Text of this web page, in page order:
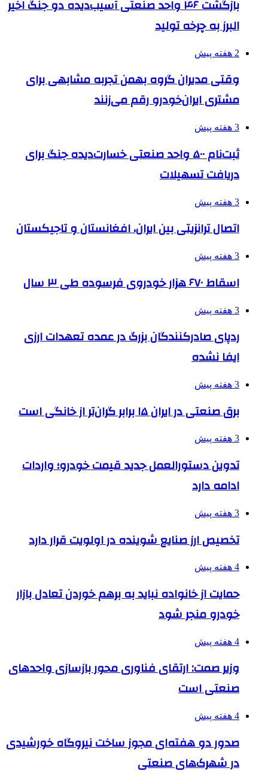
بازگشت ۴۶ واحد صنعتی آسیب‌دیده دو جنگ اخیر
البرز به چرخه تولید
2 هفته پیش
وقتی مدیران گروه بهمن تجربه مشابهی برای
مشتری ایران‌خودرو رقم می‌زنند
3 هفته پیش
ثبت‌نام ۵۰۰ واحد صنعتی خسارت‌دیده جنگ برای
دریافت تسهیلات
3 هفته پیش
اتصال ترانزیتی بین ایران، افغانستان و تاجیکستان
3 هفته پیش
اسقاط ۶۷۰ هزار خودروی فرسوده طی ۳ سال
3 هفته پیش
ردپای صادرکنندگان بزرگ در عمده تعهدات ارزی
ایفا نشده
3 هفته پیش
برق صنعتی در ایران ۱۵ برابر گران‌تر از خانگی است
3 هفته پیش
تدوین دستورالعمل جدید قیمت خودرو؛ واردات
ادامه دارد
3 هفته پیش
تخصیص ارز صنایع شوینده در اولویت قرار دارد
4 هفته پیش
حمایت از خانواده نباید به برهم خوردن تعادل بازار
خودرو منجر شود
4 هفته پیش
وزیر صمت: ارتقای فناوری محور بازسازی واحدهای
صنعتی است
4 هفته پیش
صدور دو هفته‌ای مجوز ساخت نیروگاه خورشیدی
در شهرک‌های صنعتی